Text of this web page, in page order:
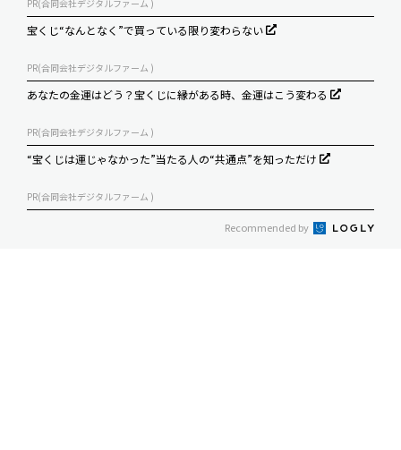
PR(合同会社デジタルファーム )
宝くじ“なんとなく”で買っている限り変わらない
PR(合同会社デジタルファーム )
あなたの金運はどう？宝くじに縁がある時、金運はこう変わる
PR(合同会社デジタルファーム )
“宝くじは運じゃなかった”当たる人の“共通点”を知っただけ
PR(合同会社デジタルファーム )
Recommended by